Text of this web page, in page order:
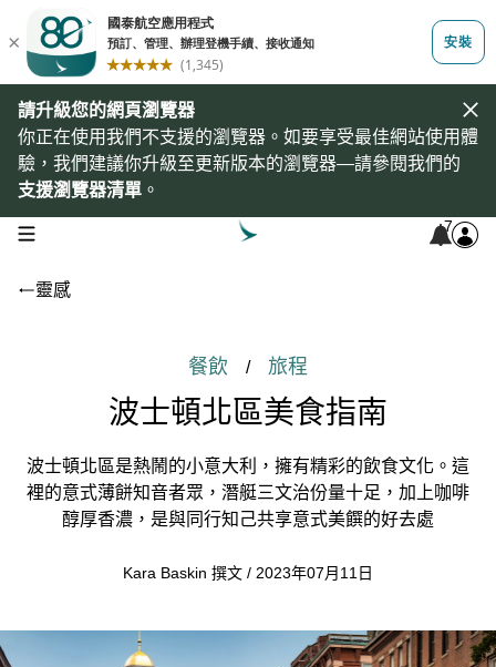
請升級您的網頁瀏覽器
你正在使用我們不支援的瀏覽器。如要享受最佳網站使用體
驗，我們建議你升級至更新版本的瀏覽器—請參閱我們的
支援瀏覽器清單 。
open navigation menu 7
靈感
餐飲 / 旅程
波士頓北區美食指南
波士頓北區是熱鬧的小意大利，擁有精彩的飲食文化。這
裡的意式薄餅知音者眾，潛艇三文治份量十足，加上咖啡
醇厚香濃，是與同行知己共享意式美饌的好去處
Kara Baskin 撰文 / 2023年07月11日